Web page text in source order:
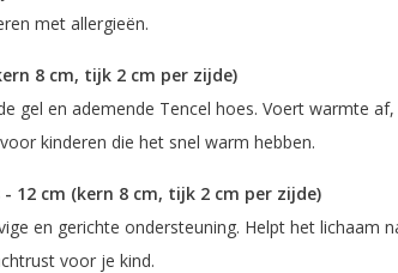
met allergieën.
8 cm, tijk 2 cm per zijde)
gel en ademende Tencel hoes. Voert warmte af,
kinderen die het snel warm hebben.
12 cm (kern 8 cm, tijk 2 cm per zijde)
en gerichte ondersteuning. Helpt het lichaam
voor je kind.